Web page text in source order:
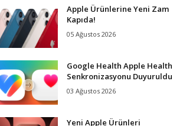
Apple Ürünlerine Yeni Zam
Kapıda!
05 Ağustos 2026
Google Health Apple Health
Senkronizasyonu Duyuruldu
03 Ağustos 2026
Yeni Apple Ürünleri